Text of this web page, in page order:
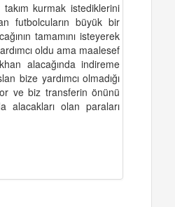
kurmak istediklerini
futbolcuların büyük bir
tamamını isteyerek
oldu ama maalesef
alacağında indireme
bize yardımcı olmadığı
ve biz transferin önünü
alacakları olan paraları